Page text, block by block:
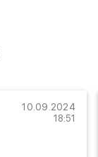
10.09.2024
18:51